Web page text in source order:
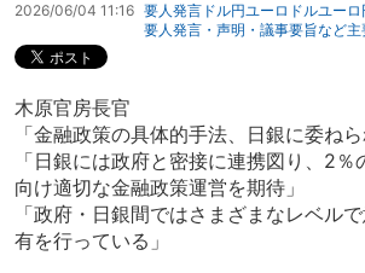
2026/06/04 11:16 要人発言 ドル円ユーロドルユーロ
要人発言・声明・議事要旨など主
木原官房長官
「金融政策の具体的手法、日銀に委ねら
「日銀には政府と密接に連携図り、2％
向け適切な金融政策運営を期待」
「政府・日銀間ではさまざまなレベル
有を行っている」